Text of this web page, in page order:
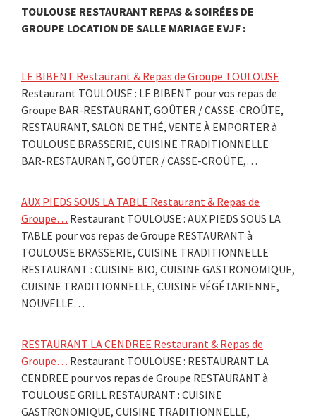
TOULOUSE RESTAURANT REPAS & SOIRÉES DE
GROUPE LOCATION DE SALLE MARIAGE EVJF :
LE BIBENT Restaurant & Repas de Groupe TOULOUSE
Restaurant TOULOUSE : LE BIBENT pour vos repas de
Groupe BAR-RESTAURANT, GOÛTER / CASSE-CROÛTE,
RESTAURANT, SALON DE THÉ, VENTE À EMPORTER à
TOULOUSE BRASSERIE, CUISINE TRADITIONNELLE
BAR-RESTAURANT, GOÛTER / CASSE-CROÛTE,…
AUX PIEDS SOUS LA TABLE Restaurant & Repas de
Groupe… Restaurant TOULOUSE : AUX PIEDS SOUS LA
TABLE pour vos repas de Groupe RESTAURANT à
TOULOUSE BRASSERIE, CUISINE TRADITIONNELLE
RESTAURANT : CUISINE BIO, CUISINE GASTRONOMIQUE,
CUISINE TRADITIONNELLE, CUISINE VÉGÉTARIENNE,
NOUVELLE…
RESTAURANT LA CENDREE Restaurant & Repas de
Groupe… Restaurant TOULOUSE : RESTAURANT LA
CENDREE pour vos repas de Groupe RESTAURANT à
TOULOUSE GRILL RESTAURANT : CUISINE
GASTRONOMIQUE, CUISINE TRADITIONNELLE,